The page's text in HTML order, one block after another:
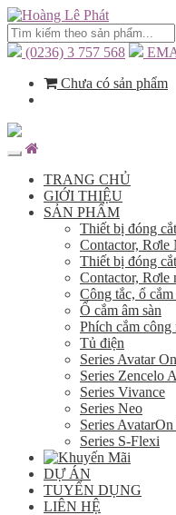
(0236) 3 757 568
Chưa có sản phẩm
TRANG CHỦ
GIỚI THIỆU
SẢN PHẨM
Thiết bị đóng
Contactor, Rơle
Thiết bị đóng
Contactor, Rơle
Công tắc, ổ
Ổ cắm âm sàn
Phích cắm công
Tủ điện
Series Avatar On
Series Zencelo A
Series Vivance
Series Neo
Series AvatarOn
Series S-Flexi
DỰ ÁN
TUYỂN DỤNG
LIÊN HỆ